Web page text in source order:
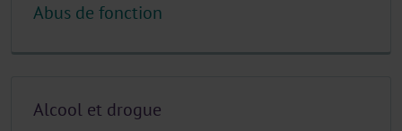
Abus de fonction
Alcool et drogue